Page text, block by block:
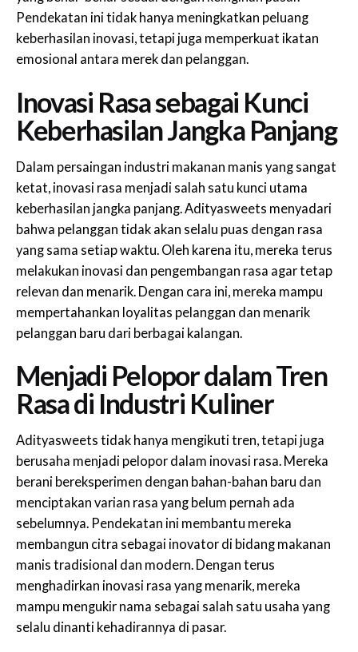
Pendekatan ini tidak hanya meningkatkan peluang
keberhasilan inovasi, tetapi juga memperkuat ikatan
emosional antara merek dan pelanggan.
Inovasi Rasa sebagai Kunci
Keberhasilan Jangka Panjang
Dalam persaingan industri makanan manis yang sangat
ketat, inovasi rasa menjadi salah satu kunci utama
keberhasilan jangka panjang. Adityasweets menyadari
bahwa pelanggan tidak akan selalu puas dengan rasa
yang sama setiap waktu. Oleh karena itu, mereka terus
melakukan inovasi dan pengembangan rasa agar tetap
relevan dan menarik. Dengan cara ini, mereka mampu
mempertahankan loyalitas pelanggan dan menarik
pelanggan baru dari berbagai kalangan.
Menjadi Pelopor dalam Tren
Rasa di Industri Kuliner
Adityasweets tidak hanya mengikuti tren, tetapi juga
berusaha menjadi pelopor dalam inovasi rasa. Mereka
berani bereksperimen dengan bahan-bahan baru dan
menciptakan varian rasa yang belum pernah ada
sebelumnya. Pendekatan ini membantu mereka
membangun citra sebagai inovator di bidang makanan
manis tradisional dan modern. Dengan terus
menghadirkan inovasi rasa yang menarik, mereka
mampu mengukir nama sebagai salah satu usaha yang
selalu dinanti kehadirannya di pasar.